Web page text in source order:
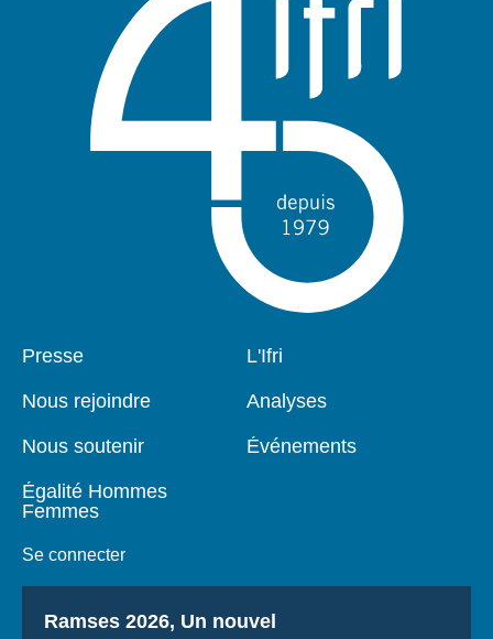
Pied
Presse
Nous rejoindre
Nous soutenir
Égalité Hommes
Femmes
Se connecter
Navigation
L'Ifri
Analyses
Événements
Titre
Ramses 2026, Un nouvel